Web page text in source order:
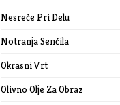
Nesreče Pri Delu
Notranja Senčila
Okrasni Vrt
Olivno Olje Za Obraz